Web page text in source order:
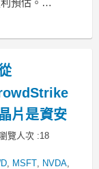
預估。
片是資安
覽人次 :18
, MSFT, NVDA,